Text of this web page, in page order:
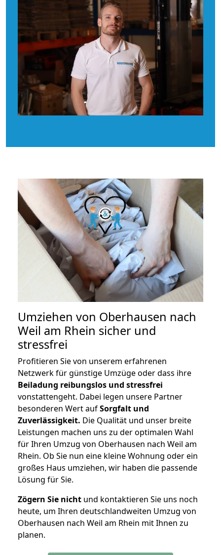
Umziehen von Oberhausen nach
Weil am Rhein sicher und
stressfrei
Profitieren Sie von unserem erfahrenen
Netzwerk für günstige Umzüge oder dass ihre
Beiladung reibungslos und stressfrei
vonstattengeht. Dabei legen unsere Partner
besonderen Wert aufSorgfalt und
Zuverlässigkeit. Die Qualität und unser breite
Leistungen machen uns zu der optimalen Wahl
für Ihren Umzug von Oberhausen nach Weil am
Rhein. Ob Sie nun eine kleine Wohnung oder ein
großes Haus umziehen, wir haben die passende
Lösung für Sie.
Zögern Sie nicht und kontaktieren Sie uns noch
heute, um Ihren deutschlandweiten Umzug von
Oberhausen nach Weil am Rhein mit Ihnen zu
planen.